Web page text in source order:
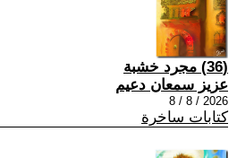
(36) مجرد خشبة
عزيز سمعان دعيم
2026 / 8 / 8
كتابات ساخرة